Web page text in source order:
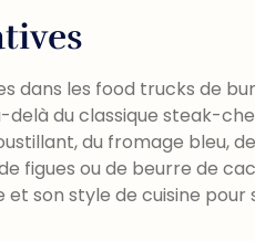
dans les food trucks de
du classique steak-
du fromage bleu,
figues ou de beurre de
son style de cuisine pour